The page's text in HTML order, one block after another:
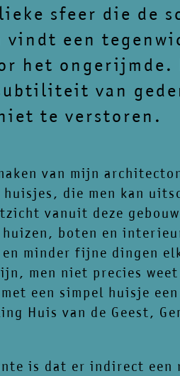
sfeer die de
een
het ongerijmde.
van
te verstoren.
van mijn
huisjes, die men kan
vanuit deze
huizen, boten en
minder fijne dingen
men niet precies
een simpel huisje
Huis van de Geest,
is dat er indirect